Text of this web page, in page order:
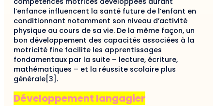
l’enfance influencent la santé future de l’enfant en
conditionnant notamment son niveau d’activité
physique au cours de sa vie. De la même façon, un
bon développement des capacités associées à la
motricité fine facilite les apprentissages
fondamentaux par la suite – lecture, écriture,
mathématiques – et la réussite scolaire plus
générale[3].
Développement langagier